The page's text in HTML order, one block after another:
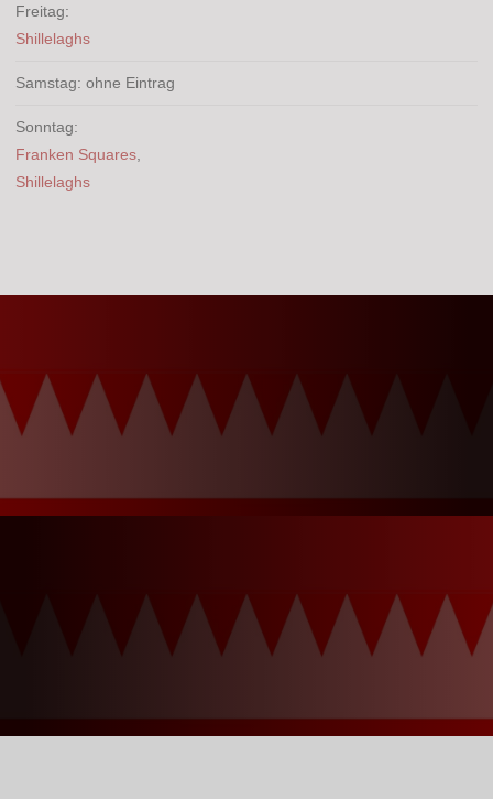
Freitag:
Shillelaghs
Samstag: ohne Eintrag
Sonntag:
Franken Squares,
Shillelaghs